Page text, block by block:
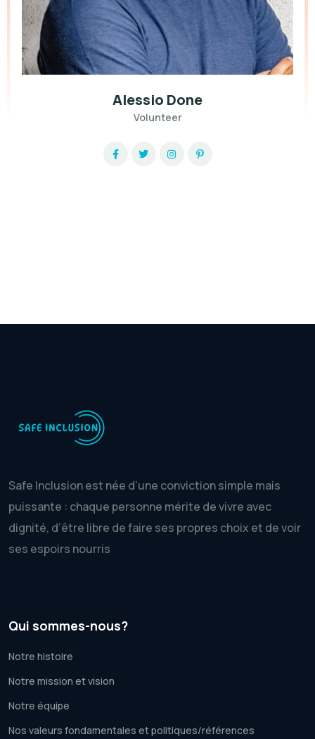
Alessio Done
Volunteer
Safe Inclusion est née d’une conviction simple mais
puissante : chaque personne mérite de vivre avec
dignité, d’être libre de faire ses propres choix et de voir
ses espoirs nourris
Qui sommes-nous?
Notre histoire
Notre mission et vision
Notre équipe
Nos valeurs fondamentales et politiques/références